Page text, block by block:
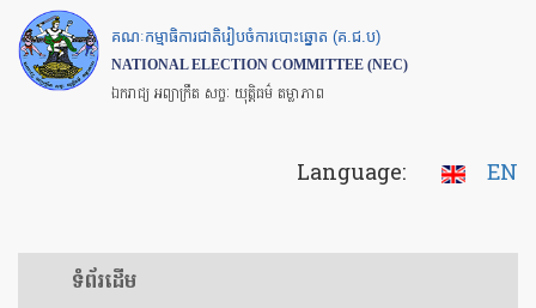
Skip
to
main
គណៈកម្មាធិការជាតិរៀបចំការបោះឆ្នោត (គ.ជ.ប)
NATIONAL ELECTION COMMITTEE (NEC)
ឯករាជ្យ អព្យាក្រឹត សច្ចៈ យុត្តិធម៌ តម្លាភាព
Language: EN
ទំព័រ​ដើម